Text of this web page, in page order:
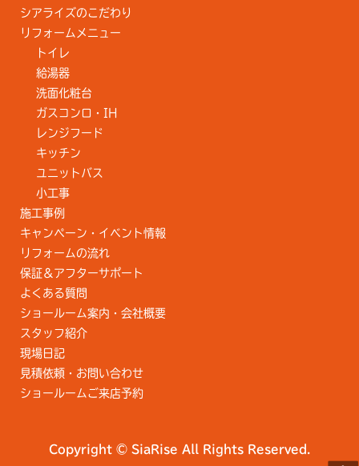
シアライズのこだわり
リフォームメニュー
トイレ
給湯器
洗面化粧台
ガスコンロ・IH
レンジフード
キッチン
ユニットバス
小工事
施工事例
キャンペーン・イベント情報
リフォームの流れ
保証＆アフターサポート
よくある質問
ショールーム案内・会社概要
スタッフ紹介
現場日記
見積依頼・お問い合わせ
ショールームご来店予約
Copyright © SiaRise All Rights Reserved.